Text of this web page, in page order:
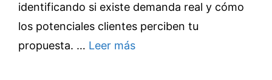
identificando si existe demanda real y cómo
los potenciales clientes perciben tu
propuesta. … Leer más